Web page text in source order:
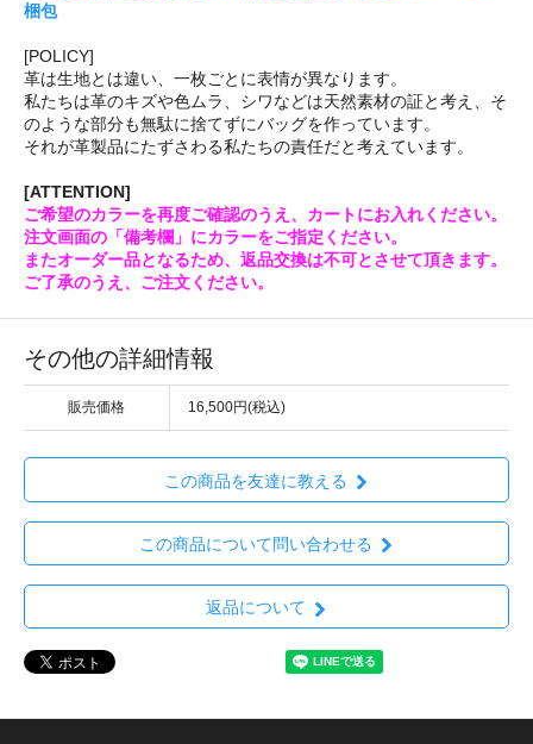
梱包
[POLICY]
革は生地とは違い、一枚ごとに表情が異なります。
私たちは革のキズや色ムラ、シワなどは天然素材の証と考え、そ
のような部分も無駄に捨てずにバッグを作っています。
それが革製品にたずさわる私たちの責任だと考えています。
[ATTENTION]
ご希望のカラーを再度ご確認のうえ、カートにお入れください。
注文画面の「備考欄」にカラーをご指定ください。
またオーダー品となるため、返品交換は不可とさせて頂きます。
ご了承のうえ、ご注文ください。
その他の詳細情報
販売価格 16,500円(税込)
この商品を友達に教える
この商品について問い合わせる
返品について